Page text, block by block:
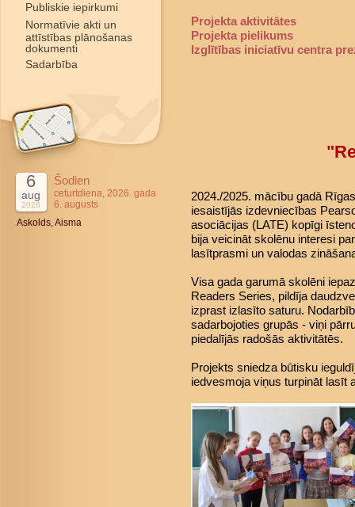
Publiskie iepirkumi
Normatīvie akti un
attīstības plānošanas
dokumenti
Sadarbība
6
aug
2026
Šodien
ceturtdiena, 2026. gada
6. augusts
Askolds, Aisma
Projekta aktivitātes
Projekta pielikums
Izglītības iniciatīvu centra
2024./2025. mācību gadā
iesaistījās izdevniecības
asociācijas (LATE) kopīgi
bija veicināt skolēnu interesi
lasītprasmi un valodas
Visa gada garumā skolēni
Readers Series, pildīja
izprast izlasīto saturu.
sadarbojoties grupās - viņi
piedalījās radošās aktivitātēs.
Projekts sniedza būtisku
iedvesmoja viņus turpināt lasīt